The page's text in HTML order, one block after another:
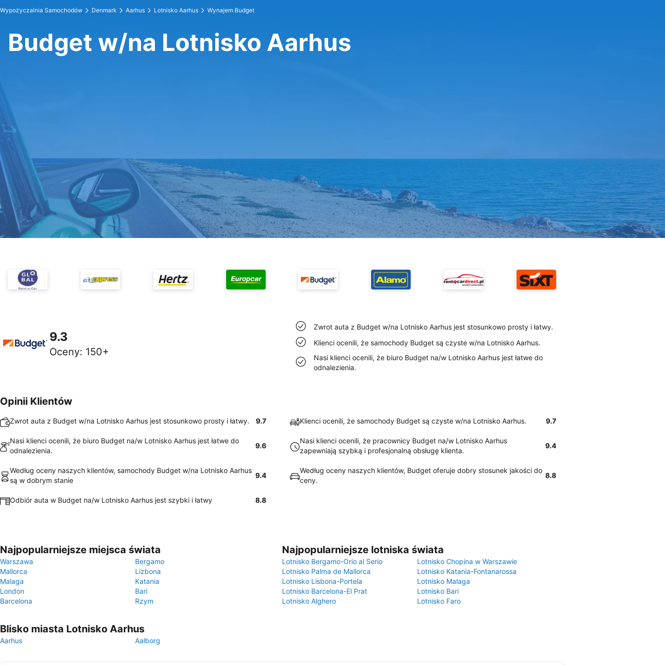
Wypożyczalnia Samochodów Denmark Aarhus Lotnisko Aarhus Wynajem Budget
Budget w/na Lotnisko Aarhus
9.3
Oceny: 150+
Zwrot auta z Budget w/na Lotnisko Aarhus jest stosunkowo prosty i łatwy.
Klienci ocenili, że samochody Budget są czyste w/na Lotnisko Aarhus.
Nasi klienci ocenili, że biuro Budget na/w Lotnisko Aarhus jest łatwe do
odnalezienia.
Opinii Klientów
Zwrot auta z Budget w/na Lotnisko Aarhus jest stosunkowo prosty i łatwy. 9.7 Klienci ocenili, że samochody Budget są czyste w/na Lotnisko Aarhus. 9.7
Nasi klienci ocenili, że biuro Budget na/w Lotnisko Aarhus jest łatwe do
odnalezienia.
9.6
Nasi klienci ocenili, że pracownicy Budget na/w Lotnisko Aarhus
zapewniają szybką i profesjonalną obsługę klienta.
9.4
Według oceny naszych klientów, samochody Budget w/na Lotnisko Aarhus
są w dobrym stanie
9.4
Według oceny naszych klientów, Budget oferuje dobry stosunek jakości do
ceny.
8.8
Odbiór auta w Budget na/w Lotnisko Aarhus jest szybki i łatwy 8.8
Najpopularniejsze miejsca świata
Warszawa
Bergamo
Mallorca
Lizbona
Malaga
Katania
London
Bari
Barcelona
Rzym
Najpopularniejsze lotniska świata
Lotnisko Bergamo-Orio al Serio
Lotnisko Chopina w Warszawie
Lotnisko Palma de Mallorca
Lotnisko Katania-Fontanarossa
Lotnisko Lisbona-Portela
Lotnisko Malaga
Lotnisko Barcelona-El Prat
Lotnisko Bari
Lotnisko Alghero
Lotnisko Faro
Blisko miasta Lotnisko Aarhus
Aarhus Aalborg